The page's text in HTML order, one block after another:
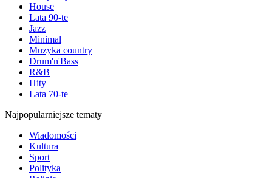
House
Lata 90-te
Jazz
Minimal
Muzyka country
Drum'n'Bass
R&B
Hity
Lata 70-te
Najpopularniejsze tematy
Wiadomości
Kultura
Sport
Polityka